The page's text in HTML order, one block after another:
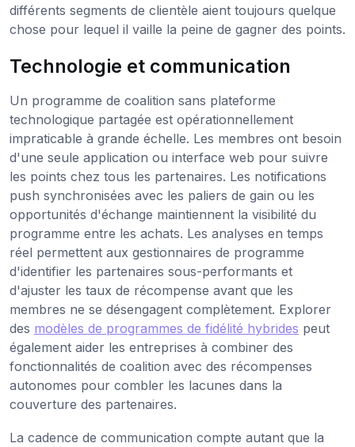
différents segments de clientèle aient toujours quelque
chose pour lequel il vaille la peine de gagner des points.
Technologie et communication
Un programme de coalition sans plateforme
technologique partagée est opérationnellement
impraticable à grande échelle. Les membres ont besoin
d'une seule application ou interface web pour suivre
les points chez tous les partenaires. Les notifications
push synchronisées avec les paliers de gain ou les
opportunités d'échange maintiennent la visibilité du
programme entre les achats. Les analyses en temps
réel permettent aux gestionnaires de programme
d'identifier les partenaires sous-performants et
d'ajuster les taux de récompense avant que les
membres ne se désengagent complètement. Explorer
des modèles de programmes de fidélité hybrides peut
également aider les entreprises à combiner des
fonctionnalités de coalition avec des récompenses
autonomes pour combler les lacunes dans la
couverture des partenaires.
La cadence de communication compte autant que la